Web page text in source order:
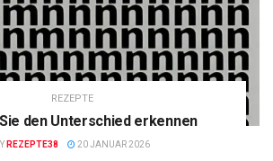
REZEPTE
den Unterschied erkennen
REZEPTE38 20 JANUAR 2026